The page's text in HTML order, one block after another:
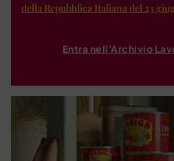
della Repubblica Italiana del 23
Entra nell'Archivio